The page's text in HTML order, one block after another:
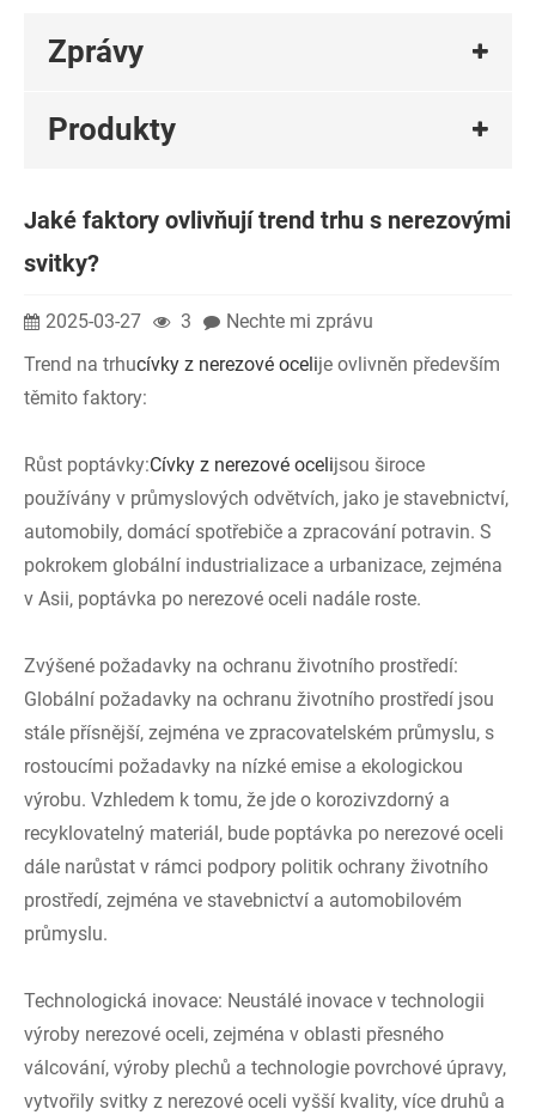
Zprávy
Produkty
Jaké faktory ovlivňují trend trhu s nerezovými
svitky?
2025-03-27 3
Nechte mi zprávu
Trend na trhucívky z nerezové ocelije ovlivněn především
těmito faktory:
Růst poptávky:Cívky z nerezové ocelijsou široce
používány v průmyslových odvětvích, jako je stavebnictví,
automobily, domácí spotřebiče a zpracování potravin. S
pokrokem globální industrializace a urbanizace, zejména
v Asii, poptávka po nerezové oceli nadále roste.
Zvýšené požadavky na ochranu životního prostředí:
Globální požadavky na ochranu životního prostředí jsou
stále přísnější, zejména ve zpracovatelském průmyslu, s
rostoucími požadavky na nízké emise a ekologickou
výrobu. Vzhledem k tomu, že jde o korozivzdorný a
recyklovatelný materiál, bude poptávka po nerezové oceli
dále narůstat v rámci podpory politik ochrany životního
prostředí, zejména ve stavebnictví a automobilovém
průmyslu.
Technologická inovace: Neustálé inovace v technologii
výroby nerezové oceli, zejména v oblasti přesného
válcování, výroby plechů a technologie povrchové úpravy,
vytvořily svitky z nerezové oceli vyšší kvality, více druhů a